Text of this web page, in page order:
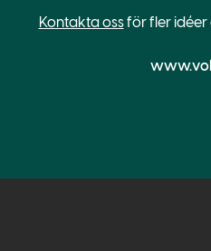
Kontakta ossför fler idéer